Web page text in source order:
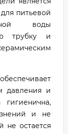
питьевой
воды
трубку и
давления и
гигиенична,
и не
не остается